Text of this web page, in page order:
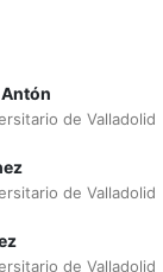
de Valladolid
de Valladolid
de Valladolid